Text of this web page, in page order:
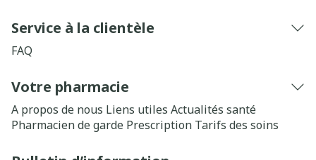
Service à la clientèle
FAQ
Votre pharmacie
A propos de nous Liens utiles Actualités santé
Pharmacien de garde Prescription Tarifs des soins